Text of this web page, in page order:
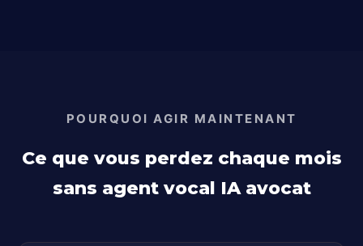
POURQUOI AGIR MAINTENANT
Ce que vous perdez chaque mois
sans agent vocal IA avocat